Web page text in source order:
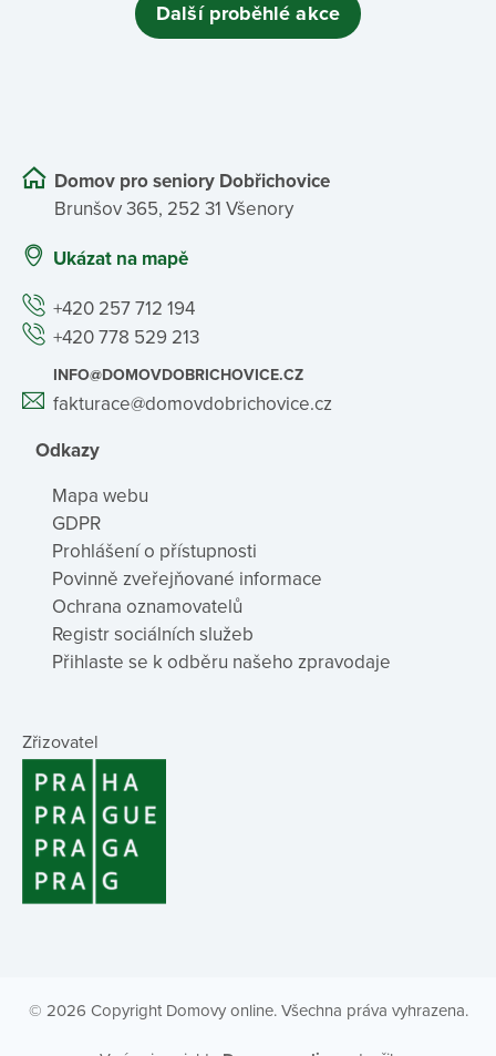
Další proběhlé akce
Domov pro seniory Dobřichovice
Brunšov 365, 252 31 Všenory
Ukázat na mapě
+420 257 712 194
+420 778 529 213
INFO@DOMOVDOBRICHOVICE.CZ
fakturace@domovdobrichovice.cz
Odkazy
Mapa webu
GDPR
Prohlášení o přístupnosti
Povinně zveřejňované informace
Ochrana oznamovatelů
Registr sociálních služeb
Přihlaste se k odběru našeho zpravodaje
Zřizovatel
© 2026 Copyright Domovy online. Všechna práva vyhrazena.